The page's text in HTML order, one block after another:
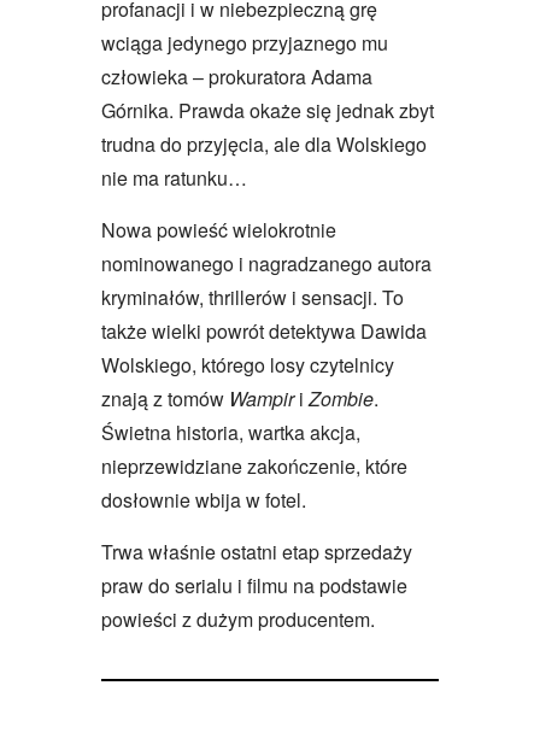
profanacji i w niebezpieczną grę
wciąga jedynego przyjaznego mu
człowieka – prokuratora Adama
Górnika. Prawda okaże się jednak zbyt
trudna do przyjęcia, ale dla Wolskiego
nie ma ratunku…
Nowa powieść wielokrotnie
nominowanego i nagradzanego autora
kryminałów, thrillerów i sensacji. To
także wielki powrót detektywa Dawida
Wolskiego, którego losy czytelnicy
znają z tomów WampiriZombie.
Świetna historia, wartka akcja,
nieprzewidziane zakończenie, które
dosłownie wbija w fotel.
Trwa właśnie ostatni etap sprzedaży
praw do serialu i filmu na podstawie
powieści z dużym producentem.